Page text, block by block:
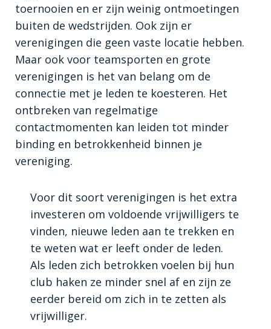
toernooien en er zijn weinig ontmoetingen
buiten de wedstrijden. Ook zijn er
verenigingen die geen vaste locatie hebben.
Maar ook voor teamsporten en grote
verenigingen is het van belang om de
connectie met je leden te koesteren. Het
ontbreken van regelmatige
contactmomenten kan leiden tot minder
binding en betrokkenheid binnen je
vereniging.
Voor dit soort verenigingen is het extra
investeren om voldoende vrijwilligers te
vinden, nieuwe leden aan te trekken en
te weten wat er leeft onder de leden.
Als leden zich betrokken voelen bij hun
club haken ze minder snel af en zijn ze
eerder bereid om zich in te zetten als
vrijwilliger.